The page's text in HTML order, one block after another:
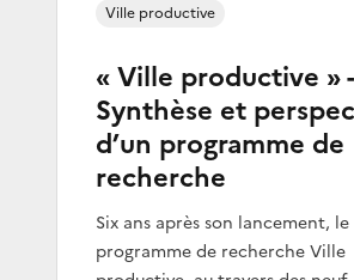
« Ville productive » -
Synthèse et
d’un programme de
recherche
Six ans après son lancement, le
programme de recherche Ville
Ville productive